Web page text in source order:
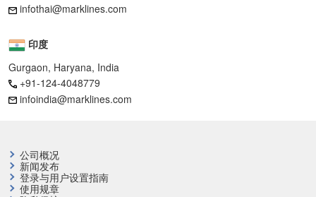
infothai@marklines.com
印度
Gurgaon, Haryana, India
+91-124-4048779
infoindia@marklines.com
公司概况
新闻发布
登录与用户设置指南
使用规章